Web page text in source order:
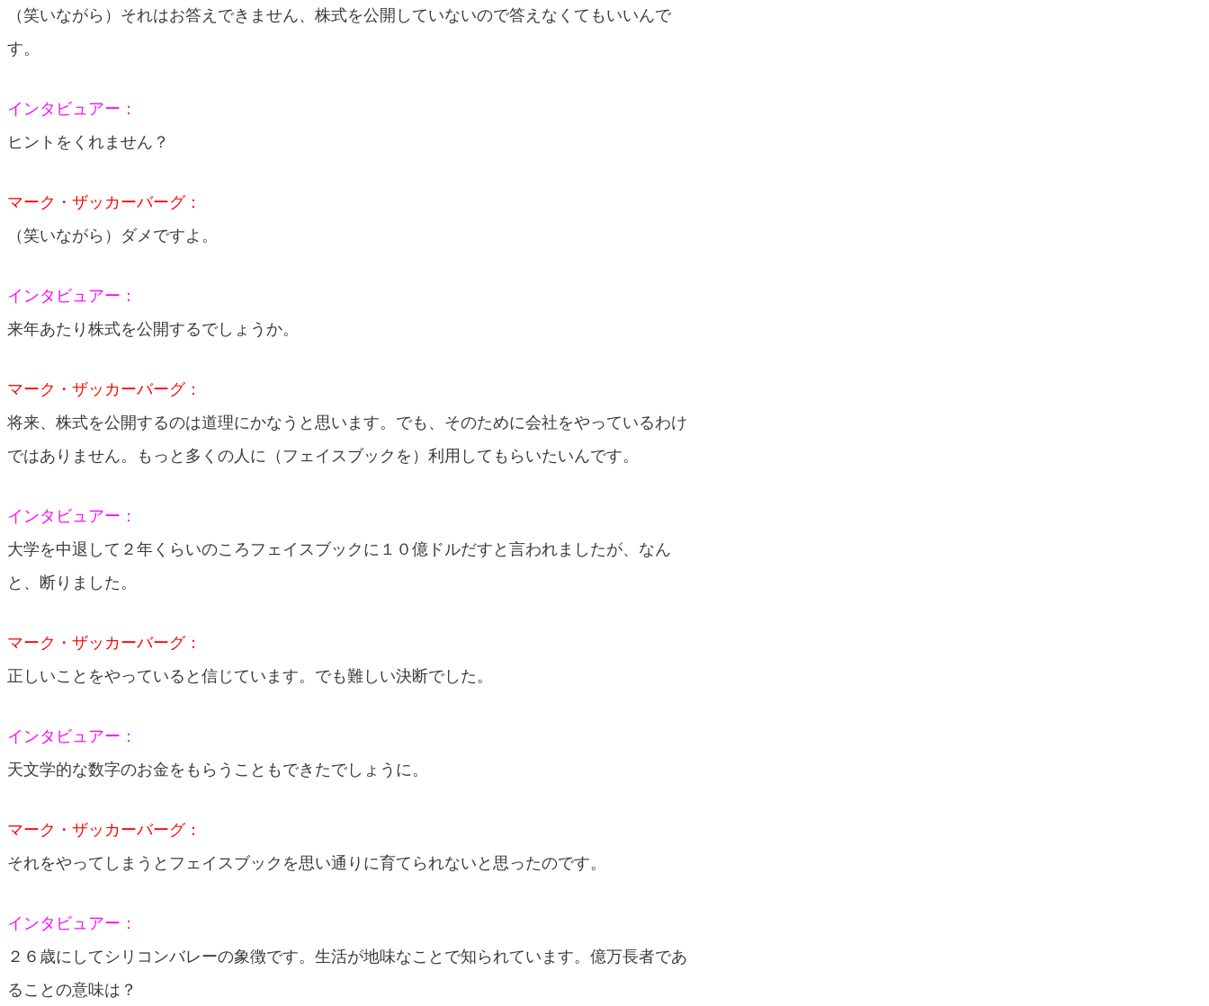
（笑いながら）それはお答えできません、株式を公開していないので答えなくてもいいんで
す。
インタビュアー：
ヒントをくれません？
マーク・ザッカーバーグ：
（笑いながら）ダメですよ。
インタビュアー：
来年あたり株式を公開するでしょうか。
マーク・ザッカーバーグ：
将来、株式を公開するのは道理にかなうと思います。でも、そのために会社をやっているわけ
ではありません。もっと多くの人に（フェイスブックを）利用してもらいたいんです。
インタビュアー：
大学を中退して２年くらいのころフェイスブックに１０億ドルだすと言われましたが、なん
と、断りました。
マーク・ザッカーバーグ：
正しいことをやっていると信じています。でも難しい決断でした。
インタビュアー：
天文学的な数字のお金をもらうこともできたでしょうに。
マーク・ザッカーバーグ：
それをやってしまうとフェイスブックを思い通りに育てられないと思ったのです。
インタビュアー：
２６歳にしてシリコンバレーの象徴です。生活が地味なことで知られています。億万長者であ
ることの意味は？